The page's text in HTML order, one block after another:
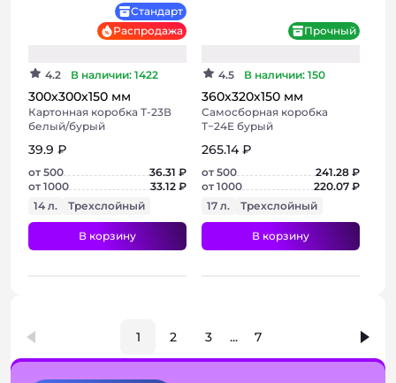
Стандарт
Распродажа
4.2 В наличии: 1422
300х300х150 мм
Картонная коробка Т-23В
белый/бурый
39.9 ₽
от 500
36.31 ₽
от 1000
33.12 ₽
14 л.
Трехслойный
В корзину
Прочный
4.5 В наличии: 150
360х320х150 мм
Самосборная коробка
Т−24E бурый
265.14 ₽
от 500
241.28 ₽
от 1000
220.07 ₽
17 л.
Трехслойный
В корзину
1 2 3 ... 7